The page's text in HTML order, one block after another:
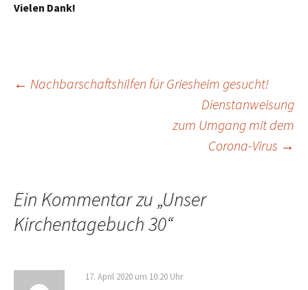
Vielen Dank!
Beitragsnavigation
← Nachbarschaftshilfen für Griesheim gesucht!
Dienstanweisung
zum Umgang mit dem
Corona-Virus →
Ein Kommentar zu „Unser
Kirchentagebuch 30“
17. April 2020 um 10:20 Uhr